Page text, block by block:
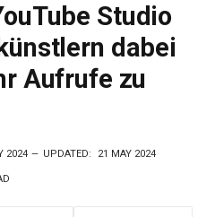
Studio
dabei
Aufrufe zu
2024 UPDATED: 21 MAY 2024